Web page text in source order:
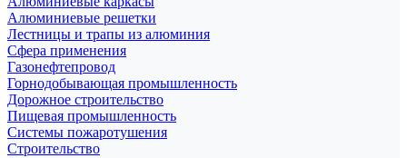
Алюминиевые решетки
Лестницы и трапы из алюминия
Сфера применения
Газонефтепровод
Горнодобывающая промышленность
Дорожное строительство
Пищевая промышленность
Системы пожаротушения
Строительство